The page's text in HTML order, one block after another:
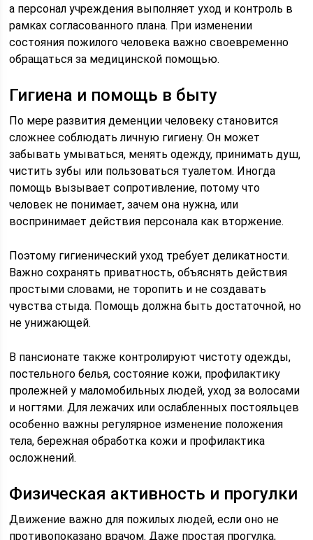
а персонал учреждения выполняет уход и контроль в
рамках согласованного плана. При изменении
состояния пожилого человека важно своевременно
обращаться за медицинской помощью.
Гигиена и помощь в быту
По мере развития деменции человеку становится
сложнее соблюдать личную гигиену. Он может
забывать умываться, менять одежду, принимать душ,
чистить зубы или пользоваться туалетом. Иногда
помощь вызывает сопротивление, потому что
человек не понимает, зачем она нужна, или
воспринимает действия персонала как вторжение.
Поэтому гигиенический уход требует деликатности.
Важно сохранять приватность, объяснять действия
простыми словами, не торопить и не создавать
чувства стыда. Помощь должна быть достаточной, но
не унижающей.
В пансионате также контролируют чистоту одежды,
постельного белья, состояние кожи, профилактику
пролежней у маломобильных людей, уход за волосами
и ногтями. Для лежачих или ослабленных постояльцев
особенно важны регулярное изменение положения
тела, бережная обработка кожи и профилактика
осложнений.
Физическая активность и прогулки
Движение важно для пожилых людей, если оно не
противопоказано врачом. Даже простая прогулка,